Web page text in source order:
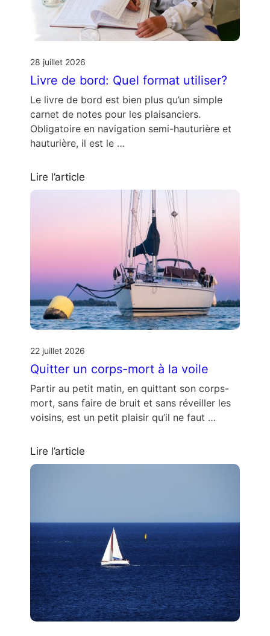
28 juillet 2026
Livre de bord: Quel format utiliser?
Le livre de bord est bien plus qu’un simple
carnet de notes pour les plaisanciers.
Obligatoire en navigation semi-hauturière et
hauturière, il est le …
Lire l’article
22 juillet 2026
Quitter un corps-mort à la voile
Partir au petit matin, en quittant son corps-
mort, sans faire de bruit et sans réveiller les
voisins, est un petit plaisir qu’il ne faut …
Lire l’article